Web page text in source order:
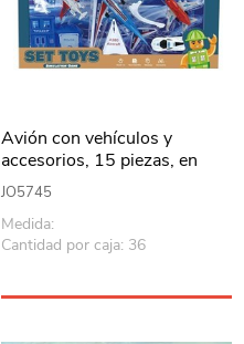
Avión con vehículos y
accesorios, 15 piezas, en
caja
JO5745
Medida:
Cantidad por caja: 36